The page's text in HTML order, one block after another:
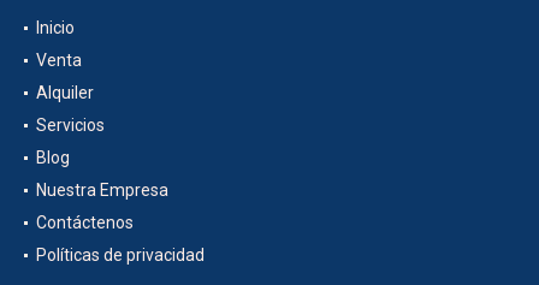
Inicio
Venta
Alquiler
Servicios
Blog
Nuestra Empresa
Contáctenos
Políticas de privacidad